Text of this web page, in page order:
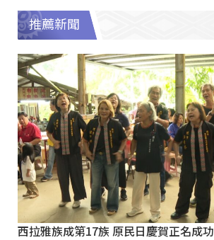
推薦新聞
西拉雅族成第17族 原民日慶賀正名成功